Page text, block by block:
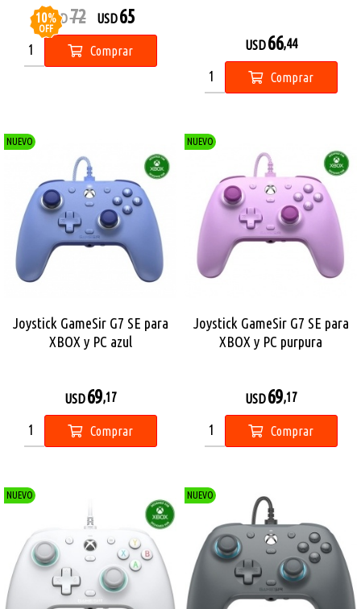
10%
OFF
USD72 USD65
Comprar USD66,44
Comprar
NUEVO
Joystick GameSir G7 SE para
XBOX y PC azul
USD69,17
Comprar
NUEVO
Joystick GameSir G7 SE para
XBOX y PC purpura
USD69,17
Comprar
NUEVO NUEVO